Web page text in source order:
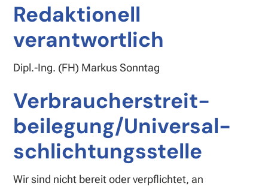
Redaktionell
verantwortlich
Dipl.-Ing. (FH) Markus Sonntag
Verbraucher­streit­
beilegung/Universal­
schlichtungs­stelle
Wir sind nicht bereit oder verpflichtet, an